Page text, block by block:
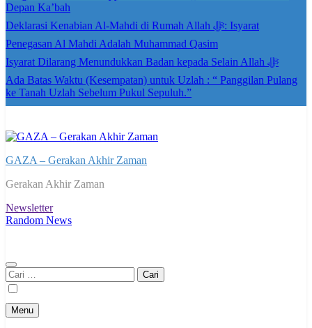
Depan Ka’bah
Deklarasi Kenabian Al-Mahdi di Rumah Allah ﷻ: Isyarat
Penegasan Al Mahdi Adalah Muhammad Qasim
Isyarat Dilarang Menundukkan Badan kepada Selain Allah ﷻ
Ada Batas Waktu (Kesempatan) untuk Uzlah : “ Panggilan Pulang
ke Tanah Uzlah Sebelum Pukul Sepuluh.”
GAZA – Gerakan Akhir Zaman
Gerakan Akhir Zaman
Newsletter
Random News
Cari
untuk:
Menu